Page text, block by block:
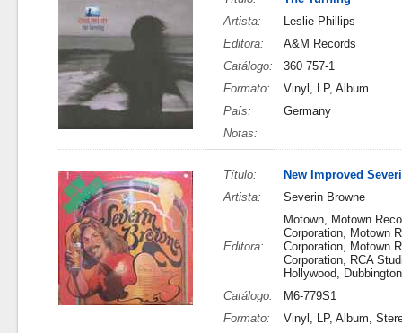
Artista:
Leslie Phillips
Editora:
A&M Records
Catálogo:
360 757-1
Formato:
Vinyl, LP, Album
País:
Germany
Notas:
Título:
New Improved
Artista:
Severin Browne
Editora:
Motown, Motown
Corporation, Motown
Corporation, Motown
Corporation, RCA
Hollywood,
Catálogo:
M6-779S1
Formato:
Vinyl, LP, Album,